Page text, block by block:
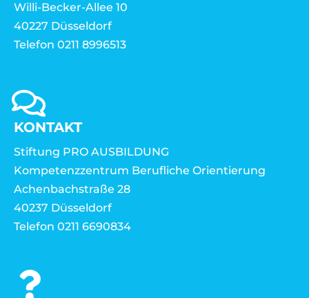
Willi-Becker-Allee 10
40227 Düsseldorf
Telefon 0211 8996513
KONTAKT
Stiftung PRO AUSBILDUNG
Kompetenzzentrum Berufliche Orientierung
Achenbachstraße 28
40237 Düsseldorf
Telefon 0211 6690834